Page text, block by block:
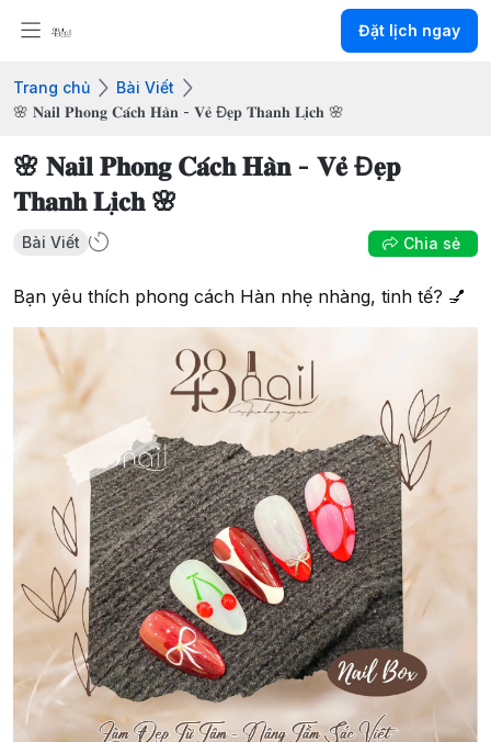
Đặt lịch ngay
Trang chủ
Bài Viết
🌸 𝐍𝐚𝐢𝐥 𝐏𝐡𝐨𝐧𝐠 𝐂𝐚́𝐜𝐡 𝐇𝐚̀𝐧 - 𝐕𝐞̉ Đ𝐞̣𝐩 𝐓𝐡𝐚𝐧𝐡 𝐋𝐢̣𝐜𝐡 🌸
🌸 𝐍𝐚𝐢𝐥 𝐏𝐡𝐨𝐧𝐠 𝐂𝐚́𝐜𝐡 𝐇𝐚̀𝐧 - 𝐕𝐞̉ Đ𝐞̣𝐩
𝐓𝐡𝐚𝐧𝐡 𝐋𝐢̣𝐜𝐡 🌸
Bài Viết Chia sẻ
Bạn yêu thích phong cách Hàn nhẹ nhàng, tinh tế? 💅